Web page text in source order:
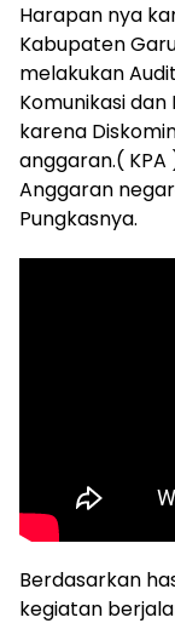
Harapan nya
Kabupaten
melakukan
Komunikasi
karena
anggaran.(
Anggaran
Pungkasnya.
Berdasarkan
kegiatan